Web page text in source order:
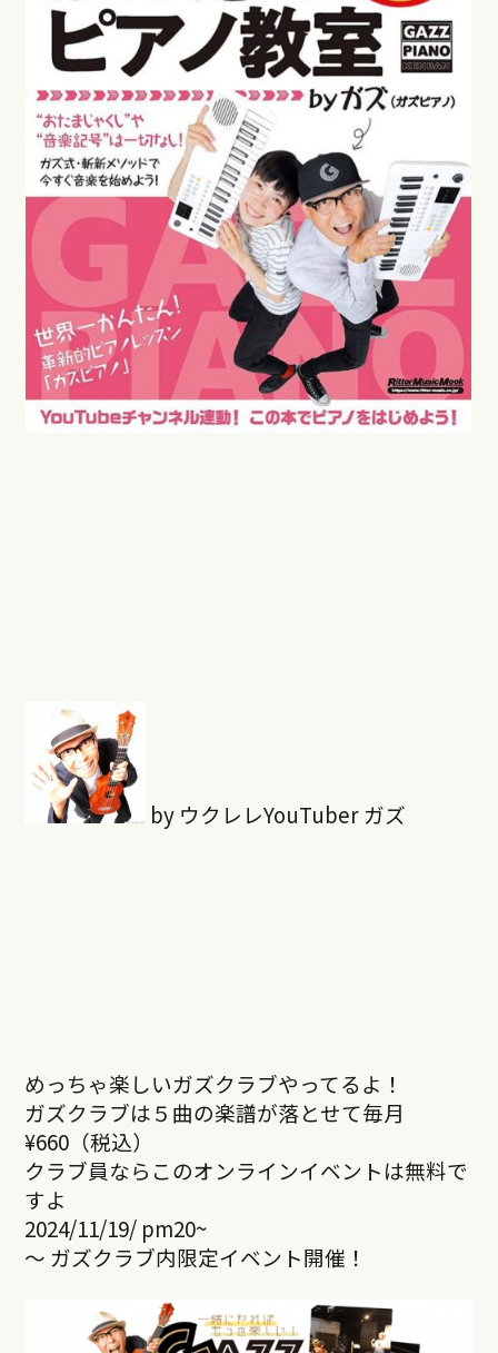
by ウクレレYouTuber ガズ
めっちゃ楽しいガズクラブやってるよ！
ガズクラブは５曲の楽譜が落とせて毎月
¥660（税込）
クラブ員ならこのオンラインイベントは無料で
すよ
2024/11/19/ pm20~
～ ガズクラブ内限定イベント開催！